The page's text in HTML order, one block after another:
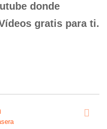
donde
gratis para ti.